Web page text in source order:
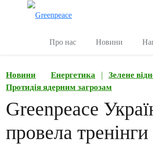
Про нас Новини
Новини Енергетика | Зелене
Протидія ядерним загрозам
Greenpeace
провела тренінги